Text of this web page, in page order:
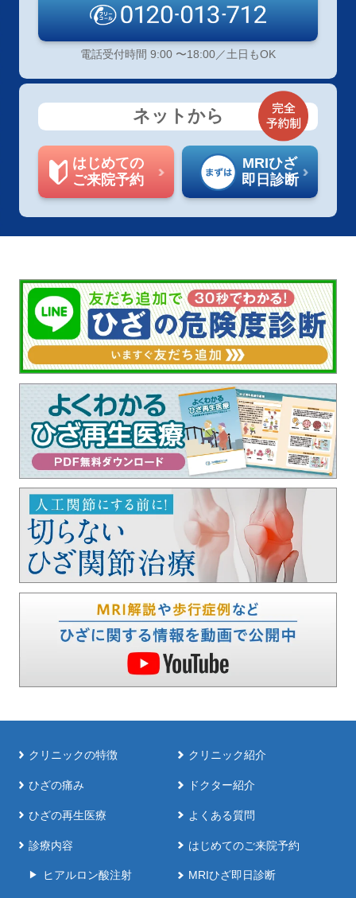
電話受付時間 9:00 〜18:00／土日もOK
ネットから
はじめての
ご来院予約
MRIひざ
即日診断
クリニックの特徴
ひざの痛み
ひざの再生医療
診療内容
ヒアルロン酸注射
クリニック紹介
ドクター紹介
よくある質問
はじめてのご来院予約
MRIひざ即日診断